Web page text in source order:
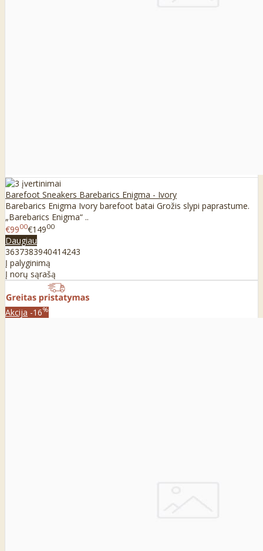
Barefoot Sneakers Barebarics Enigma - Ivory
Barebarics Enigma Ivory barefoot batai Grožis slypi paprastume.
„Barebarics Enigma“ ..
€9900€14900
Daugiau
363738394041 4243
Į palyginimą
Į norų sąrašą
Akcija -16%